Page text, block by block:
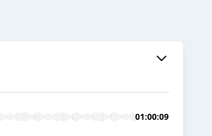
01:00:09